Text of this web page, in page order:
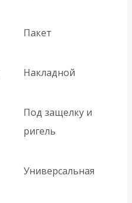
Пакет
Накладной
Под защелку и
ригель
Универсальная